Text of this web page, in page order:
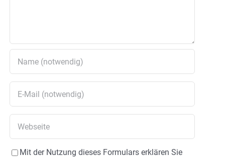
Mit der Nutzung dieses Formulars erklären Sie